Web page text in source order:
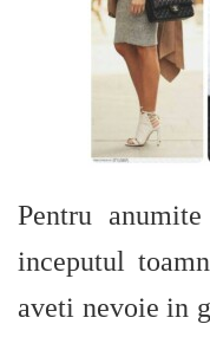
Pentru
inceputul
aveti nevoie in